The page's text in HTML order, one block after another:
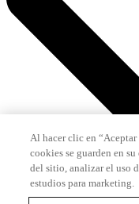
Al hacer clic en “Aceptar
cookies se guarden en
del sitio, analizar el uso
estudios para marketing.